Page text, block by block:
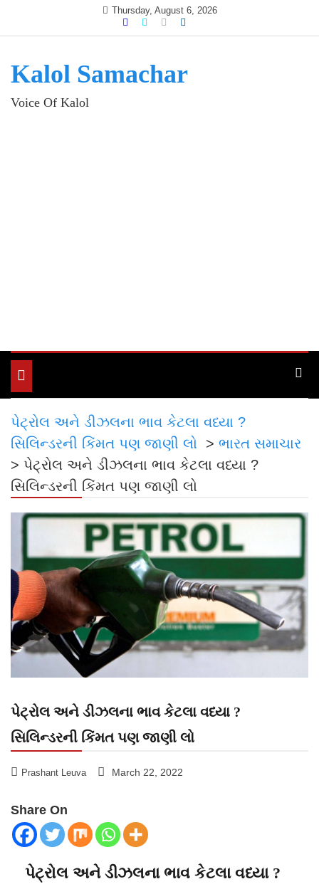
Thursday, August 6, 2026
Kalol Samachar
Voice Of Kalol
Toggle
navigation
પેટ્રોલ અને ડીઝલના ભાવ કેટલા વધ્યા ?
સિલિન્ડરની કિંમત પણ જાણી લો
> ભારત સમાચાર
> પેટ્રોલ અને ડીઝલના ભાવ કેટલા વધ્યા ?
સિલિન્ડરની કિંમત પણ જાણી લો
પેટ્રોલ અને ડીઝલના ભાવ કેટલા વધ્યા ?
સિલિન્ડરની કિંમત પણ જાણી લો
Prashant Leuva March 22, 2022
Share On
પેટ્રોલ અને ડીઝલના ભાવ કેટલા વધ્યા ?